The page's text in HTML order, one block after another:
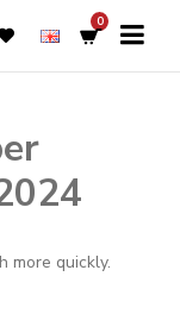
0
more quickly.